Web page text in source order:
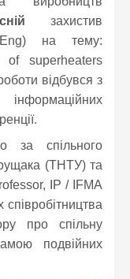
захистив
на тему:
superheaters
відбувся з
за спільного
(ТНТУ) та
IP / IFMA
про спільну
подвійних